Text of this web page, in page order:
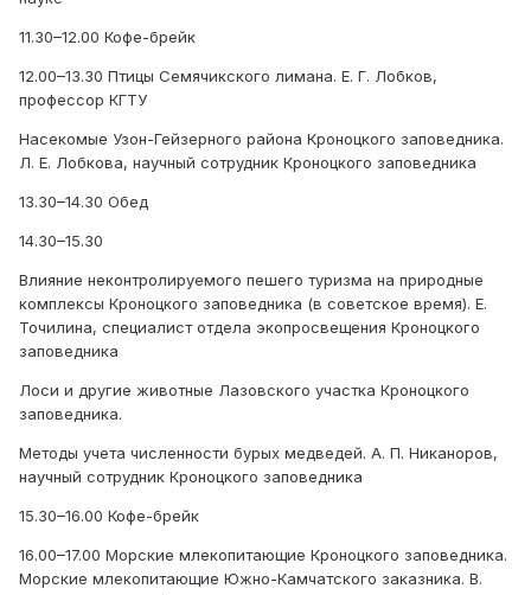
11.30–12.00 Кофе-брейк
12.00–13.30 Птицы Семячикского лимана. Е. Г. Лобков,
профессор КГТУ
Насекомые Узон-Гейзерного района Кроноцкого заповедника.
Л. Е. Лобкова, научный сотрудник Кроноцкого заповедника
13.30–14.30 Обед
14.30–15.30
Влияние неконтролируемого пешего туризма на природные
комплексы Кроноцкого заповедника (в советское время). Е.
Точилина, специалист отдела экопросвещения Кроноцкого
заповедника
Лоси и другие животные Лазовского участка Кроноцкого
заповедника.
Методы учета численности бурых медведей. А. П. Никаноров,
научный сотрудник Кроноцкого заповедника
15.30–16.00 Кофе-брейк
16.00–17.00 Морские млекопитающие Кроноцкого заповедника.
Морские млекопитающие Южно-Камчатского заказника. В.